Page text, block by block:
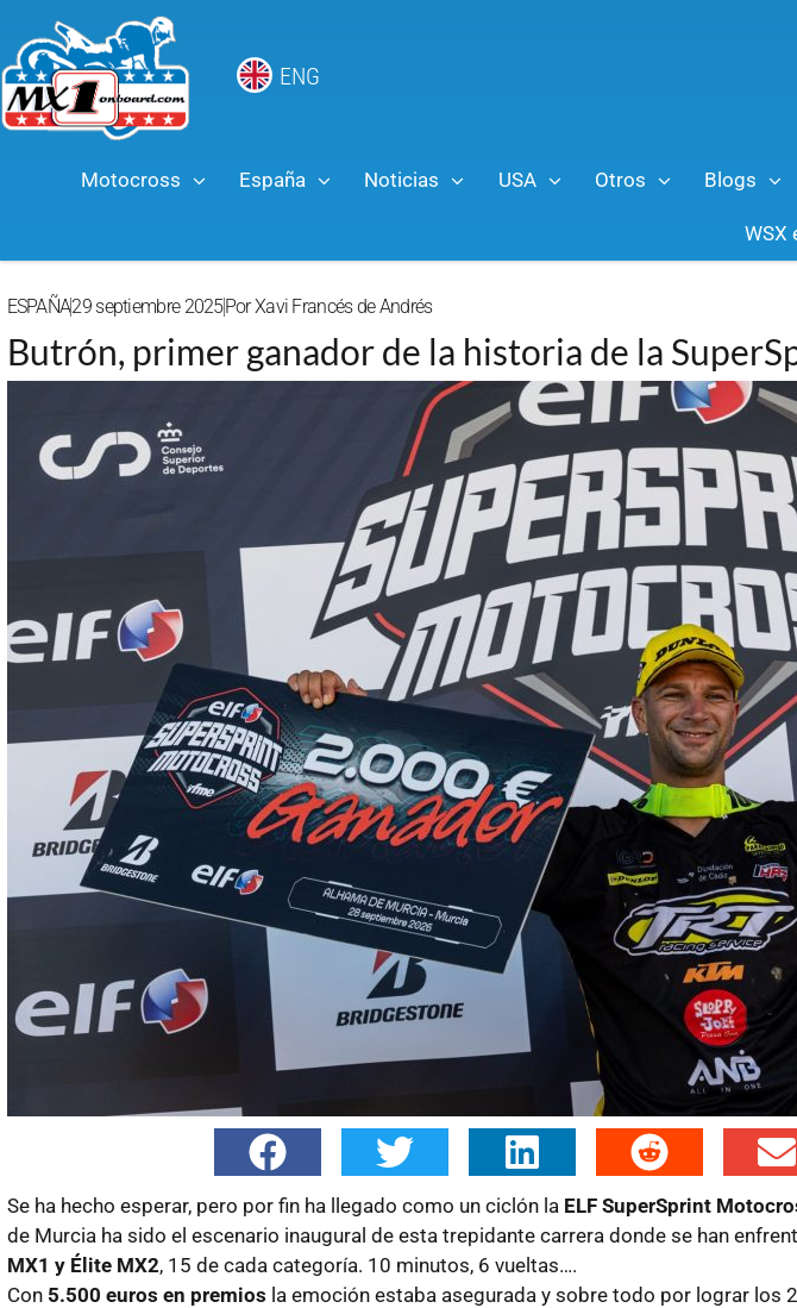
ENG
Motocross España Noticias USA Otros Blogs
WSX
ESPAÑA29 septiembre 2025PorXavi Francés de Andrés
Butrón, primer ganador de la historia de la
Se ha hecho esperar, pero por fin ha llegado como un ciclón la ELF SuperSprint
de Murcia ha sido el escenario inaugural de esta trepidante carrera donde se han
MX1 y Élite MX2, 15 de cada categoría. 10 minutos, 6 vueltas….
Con 5.500 euros en premios la emoción estaba asegurada y sobre todo por lograr los